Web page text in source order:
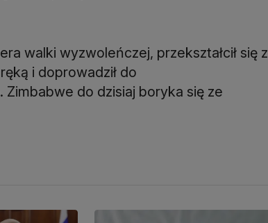
walki wyzwoleńczej, przekształcił się z
i doprowadził do
do dzisiaj boryka się ze